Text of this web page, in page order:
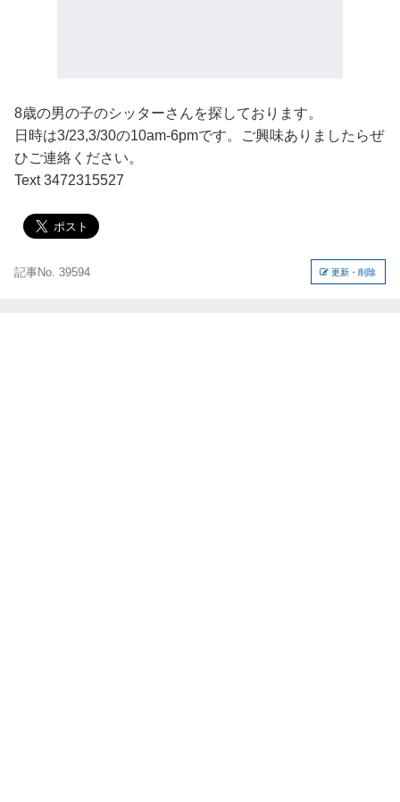
8歳の男の子のシッターさんを探しております。
日時は3/23,3/30の10am-6pmです。ご興味ありましたらぜ
ひご連絡ください。
Text 3472315527
記事No. 39594 更新・削除